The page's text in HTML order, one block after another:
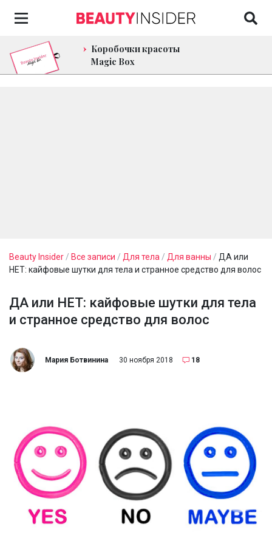
Коробочки красоты
Magic Box
Beauty Insider / Все записи / Для тела / Для ванны / ДА или
НЕТ: кайфовые шутки для тела и странное средство для волос
ДА или НЕТ: кайфовые шутки для тела
и странное средство для волос
Мария Ботвинина 30 ноября 2018 18